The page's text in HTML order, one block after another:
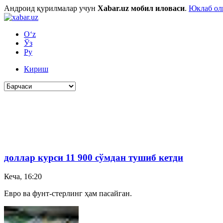
Андроид қурилмалар учун Xabar.uz мобил иловаси. Юклаб
O‘z
Ўз
Ру
Кириш
доллар курси 11 900 сўмдан тушиб кетди
Кеча, 16:20
Евро ва фунт-стерлинг ҳам пасайган.